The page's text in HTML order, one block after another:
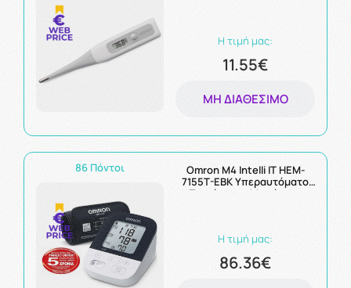
Η τιμή μας:
11.55€
ΜΗ ΔΙΑΘΈΣΙΜΟ
86 Πόντοι
Omron M4 Intelli IT HEM-
7155T-EBK Υπεραυτόματο
Πιεσόμετρο Μπράτσου
Η τιμή μας:
86.36€